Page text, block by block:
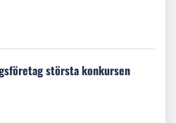
största konkursen